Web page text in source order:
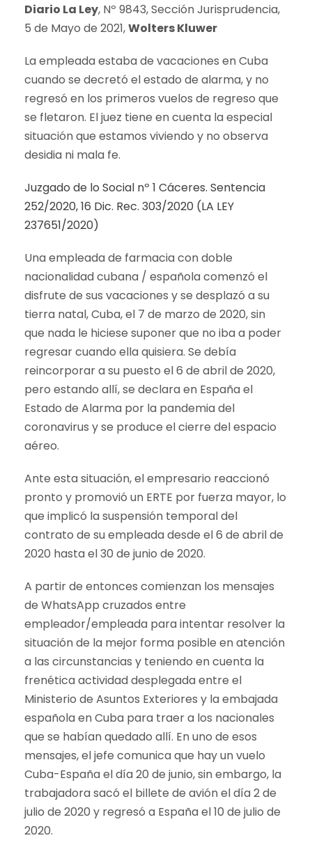
Diario La Ley, Nº 9843, Sección Jurisprudencia,
5 de Mayo de 2021,Wolters Kluwer
La empleada estaba de vacaciones en Cuba
cuando se decretó el estado de alarma, y no
regresó en los primeros vuelos de regreso que
se fletaron. El juez tiene en cuenta la especial
situación que estamos viviendo y no observa
desidia ni mala fe.
Juzgado de lo Social nº 1 Cáceres. Sentencia
252/2020, 16 Dic. Rec. 303/2020 (LA LEY
237651/2020)
Una empleada de farmacia con doble
nacionalidad cubana / española comenzó el
disfrute de sus vacaciones y se desplazó a su
tierra natal, Cuba, el 7 de marzo de 2020, sin
que nada le hiciese suponer que no iba a poder
regresar cuando ella quisiera. Se debía
reincorporar a su puesto el 6 de abril de 2020,
pero estando allí, se declara en España el
Estado de Alarma por la pandemia del
coronavirus y se produce el cierre del espacio
aéreo.
Ante esta situación, el empresario reaccionó
pronto y promovió un ERTE por fuerza mayor, lo
que implicó la suspensión temporal del
contrato de su empleada desde el 6 de abril de
2020 hasta el 30 de junio de 2020.
A partir de entonces comienzan los mensajes
de WhatsApp cruzados entre
empleador/empleada para intentar resolver la
situación de la mejor forma posible en atención
a las circunstancias y teniendo en cuenta la
frenética actividad desplegada entre el
Ministerio de Asuntos Exteriores y la embajada
española en Cuba para traer a los nacionales
que se habían quedado allí. En uno de esos
mensajes, el jefe comunica que hay un vuelo
Cuba-España el día 20 de junio, sin embargo, la
trabajadora sacó el billete de avión el día 2 de
julio de 2020 y regresó a España el 10 de julio de
2020.